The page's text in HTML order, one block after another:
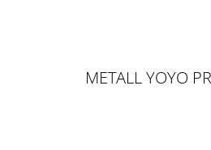
METALL YOYO